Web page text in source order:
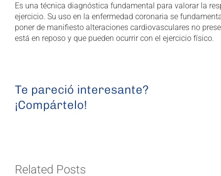
Es una técnica diagnóstica fundamental para valorar la
ejercicio. Su uso en la enfermedad coronaria se
poner de manifiesto alteraciones cardiovasculares no
está en reposo y que pueden ocurrir con el ejercicio físico.
Te pareció interesante?
¡Compártelo!
Related Posts